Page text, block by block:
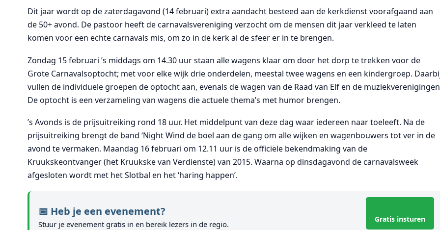
Dit jaar wordt op de zaterdagavond (14 februari) extra aandacht besteed aan de kerkdienst voorafgaand aan
de 50+ avond. De pastoor heeft de carnavalsvereniging verzocht om de mensen dit jaar verkleed te laten
komen voor een echte carnavals mis, om zo in de kerk al de sfeer er in te brengen.
Zondag 15 februari ’s middags om 14.30 uur staan alle wagens klaar om door het dorp te trekken voor de
Grote Carnavalsoptocht; met voor elke wijk drie onderdelen, meestal twee wagens en een kindergroep.
vullen de individuele groepen de optocht aan, evenals de wagen van de Raad van Elf en de
De optocht is een verzameling van wagens die actuele thema’s met humor brengen.
’s Avonds is de prijsuitreiking rond 18 uur. Het middelpunt van deze dag waar iedereen naar toeleeft. Na de
prijsuitreiking brengt de band ‘Night Wind de boel aan de gang om alle wijken en wagenbouwers tot ver in de
avond te vermaken. Maandag 16 februari om 12.11 uur is de officiële bekendmaking van de
Kruukskeontvanger (het Kruukske van Verdienste) van 2015. Waarna op dinsdagavond de carnavalsweek
afgesloten wordt met het Slotbal en het ‘haring happen’.
📅 Heb je een evenement?
Stuur je evenement gratis in en bereik lezers in de regio.
Gratis insturen